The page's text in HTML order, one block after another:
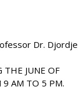
Dr. Djordje
JUNE OF
9 AM TO 5 PM.